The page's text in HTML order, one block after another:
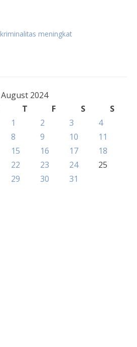
kriminalitas meningkat
August 2024
T F S
S
1
2 3
4
8 9 10
11
15 16 17
18
22 23 24
25
29 30 31